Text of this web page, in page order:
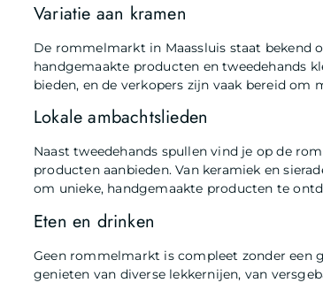
Variatie aan kramen
De rommelmarkt in Maassluis staat bekend
handgemaakte producten en tweedehands
bieden, en de verkopers zijn vaak bereid
Lokale ambachtslieden
Naast tweedehands spullen vind je op de
producten aanbieden. Van keramiek en
om unieke, handgemaakte producten te
Eten en drinken
Geen rommelmarkt is compleet zonder een
genieten van diverse lekkernijen, van